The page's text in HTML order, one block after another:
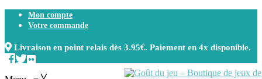
Mon compte
Votre commande
Livraison en point relais dès 3.95€. Paiement en 4x disponible.